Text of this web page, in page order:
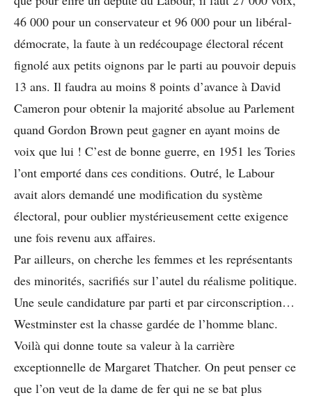
46 000 pour un conservateur et 96 000 pour un libéral-
démocrate, la faute à un redécoupage électoral récent
fignolé aux petits oignons par le parti au pouvoir depuis
13 ans. Il faudra au moins 8 points d’avance à David
Cameron pour obtenir la majorité absolue au Parlement
quand Gordon Brown peut gagner en ayant moins de
voix que lui ! C’est de bonne guerre, en 1951 les Tories
l’ont emporté dans ces conditions. Outré, le Labour
avait alors demandé une modification du système
électoral, pour oublier mystérieusement cette exigence
une fois revenu aux affaires.
Par ailleurs, on cherche les femmes et les représentants
des minorités, sacrifiés sur l’autel du réalisme politique.
Une seule candidature par parti et par circonscription…
Westminster est la chasse gardée de l’homme blanc.
Voilà qui donne toute sa valeur à la carrière
exceptionnelle de Margaret Thatcher. On peut penser ce
que l’on veut de la dame de fer qui ne se bat plus